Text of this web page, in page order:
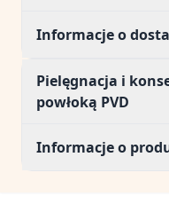
Informacje o
Pielęgnacja i
powłoką PVD
Informacje o